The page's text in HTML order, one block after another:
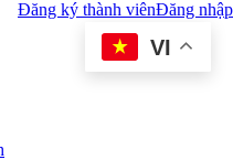
Đăng nhập
Đăng ký thành viên
VI